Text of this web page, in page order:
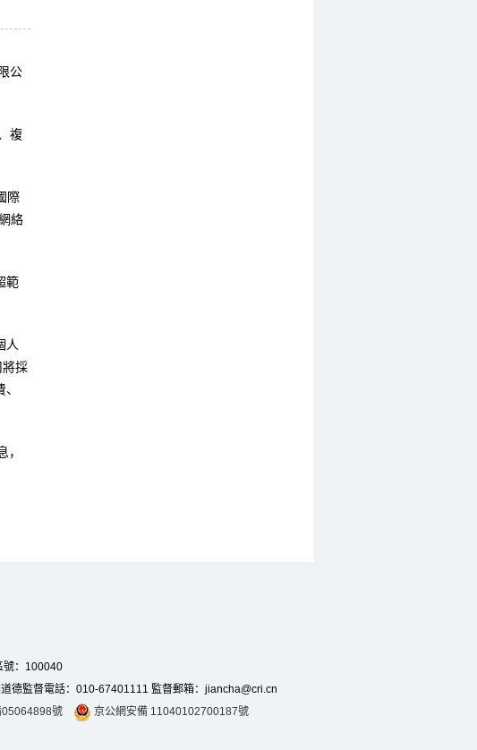
公
複
際
絡
範
人
將採
號：100040
德監督電話：010-67401111 監督郵箱：jiancha@cri.cn
號
京公網安備 11040102700187號